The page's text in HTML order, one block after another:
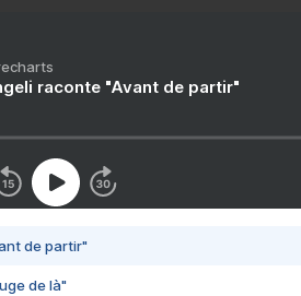
raconte "Avant de partir"
de partir"
de là"